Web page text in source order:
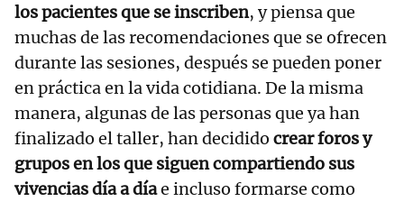
los pacientes que se inscriben, y piensa que
muchas de las recomendaciones que se ofrecen
durante las sesiones, después se pueden poner
en práctica en la vida cotidiana. De la misma
manera, algunas de las personas que ya han
finalizado el taller, han decidido crear foros y
grupos en los que siguen compartiendo sus
vivencias día a díae incluso formarse como